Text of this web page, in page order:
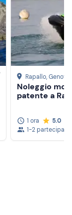
Rapallo, Genova
Noleggio
patente a
1 ora
5.0
1-2 partecipanti